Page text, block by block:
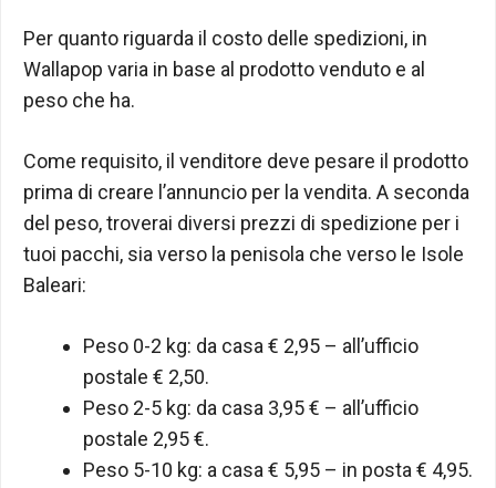
Per quanto riguarda il costo delle spedizioni, in
Wallapop varia in base al prodotto venduto e al
peso che ha.
Come requisito, il venditore deve pesare il prodotto
prima di creare l’annuncio per la vendita. A seconda
del peso, troverai diversi prezzi di spedizione per i
tuoi pacchi, sia verso la penisola che verso le Isole
Baleari:
Peso 0-2 kg: da casa € 2,95 – all’ufficio
postale € 2,50.
Peso 2-5 kg: da casa 3,95 € – all’ufficio
postale 2,95 €.
Peso 5-10 kg: a casa € 5,95 – in posta € 4,95.